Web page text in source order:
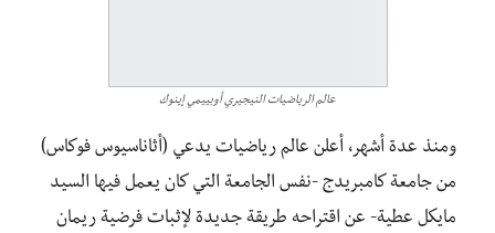
عالم الرياضيات النيجيري أوبييمي إينوك
ومنذ عدة أشهر، أعلن عالم رياضيات يدعي (أثاناسيوس فوكاس)
من جامعة كامبريدج -نفس الجامعة التي كان يعمل فيها السيد
مايكل عطية- عن اقتراحه طريقة جديدة لإثبات فرضية ريمان